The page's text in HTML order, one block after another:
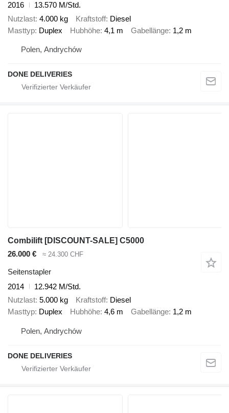
2016
13.570 M/Std.
Nutzlast 4.000 kg Kraftstoff Diesel
Masttyp Duplex Hubhöhe 4,1 m Gabellänge 1,2 m
Polen, Andrychów
DONE DELIVERIES
Combilift [DISCOUNT-SALE] C5000
26.000 €
≈ 24.300 CHF
Seitenstapler
2014
12.942 M/Std.
Nutzlast 5.000 kg Kraftstoff Diesel
Masttyp Duplex Hubhöhe 4,6 m Gabellänge 1,2 m
Polen, Andrychów
DONE DELIVERIES